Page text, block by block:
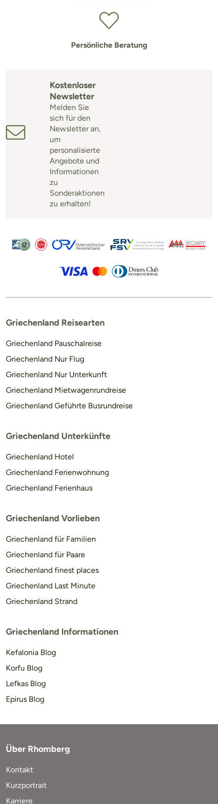
Persönliche Beratung
Kostenloser
Newsletter
Melden Sie
sich für den
Newsletter an,
um
personalisierte
Angebote und
Informationen
zu
Sonderaktionen
zu erhalten!
Griechenland Reisearten
Griechenland Pauschalreise
Griechenland Nur Flug
Griechenland Nur Unterkunft
Griechenland Mietwagenrundreise
Griechenland Geführte Busrundreise
Griechenland Unterkünfte
Griechenland Hotel
Griechenland Ferienwohnung
Griechenland Ferienhaus
Griechenland Vorlieben
Griechenland für Familien
Griechenland für Paare
Griechenland finest places
Griechenland Last Minute
Griechenland Strand
Griechenland Informationen
Kefalonia Blog
Korfu Blog
Lefkas Blog
Epirus Blog
Über Rhomberg
Kontakt
Kurzportrait
Karriere